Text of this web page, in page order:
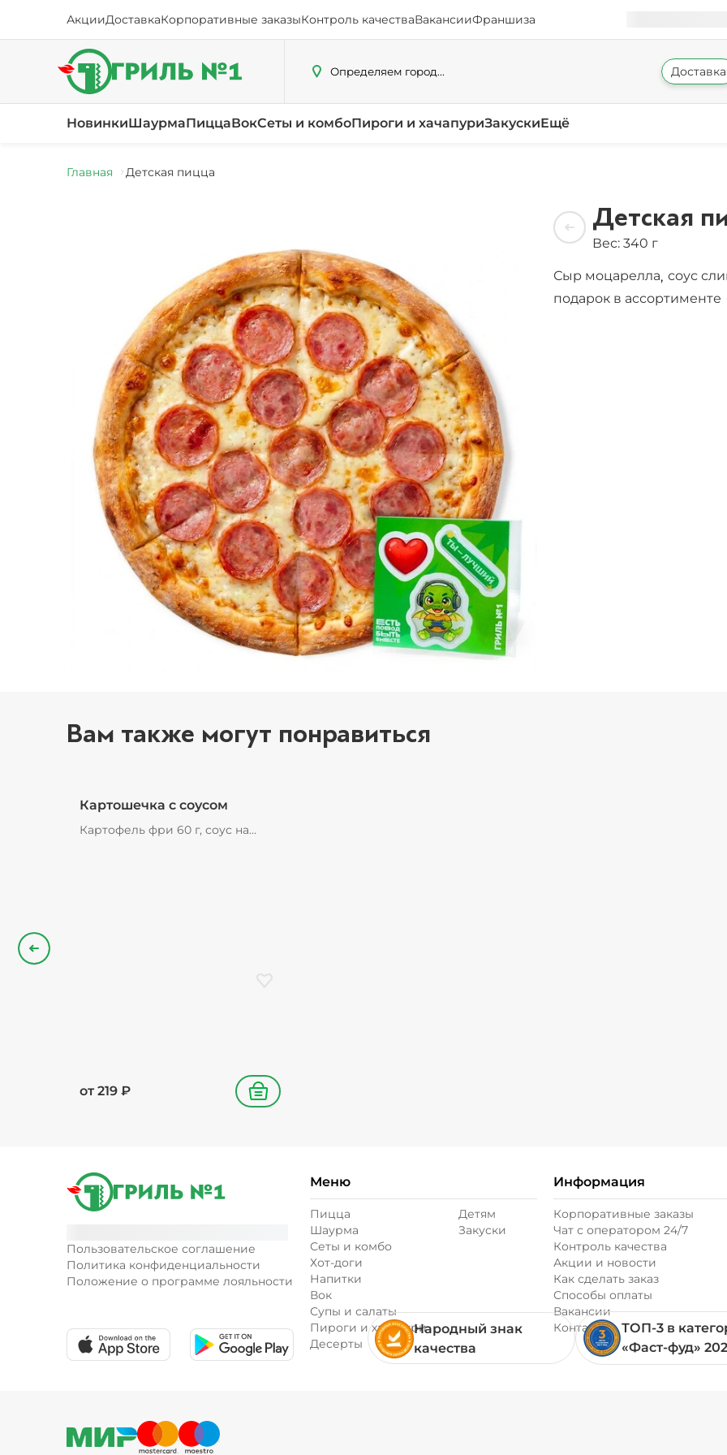
АкцииДоставкаКорпоративные заказыКонтроль качестваВакансииФраншиза
Определяем город... Доставка
НовинкиШаурмаПиццаВокСеты и комбоПироги и хачапуриЗакускиЕщё
Главная Детская пицца
Детская
Вес: 340 г
Сыр моцарелла, соус
подарок в ассортименте
Вам также могут понравиться
Картошечка с соусом
Картофель фри 60 г, соус на
от 219 ₽ В корзину
Назад
Пользовательское соглашение
Политика конфиденциальности
Положение о программе лояльности
Меню
Пицца
Шаурма
Сеты и комбо
Хот-доги
Напитки
Вок
Супы и салаты
Пироги и хачапури
Десерты
Детям
Закуски
Информация
Корпоративные заказы
Чат с оператором 24/7
Контроль качества
Акции и новости
Как сделать заказ
Способы оплаты
Вакансии
Контакты
Народный знак
качества
ТОП-3 в
«Фаст-фуд»